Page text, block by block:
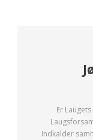
Er
Indkalder